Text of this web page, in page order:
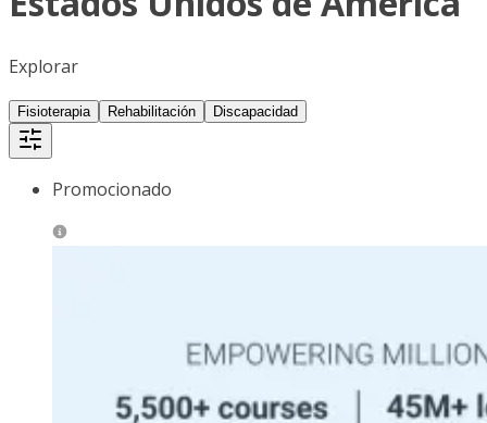
Explorar
Fisioterapia Rehabilitación Discapacidad
Promocionado